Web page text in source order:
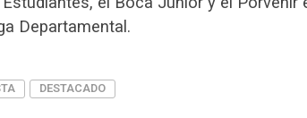
Departamental.
DESTACADO